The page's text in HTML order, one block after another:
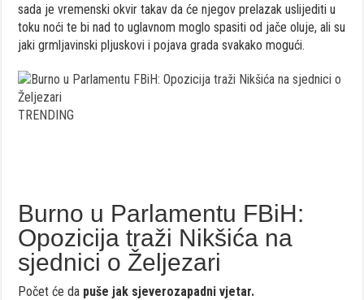
sada je vremenski okvir takav da će njegov prelazak uslijediti u
toku noći te bi nad to uglavnom moglo spasiti od jače oluje, ali su
jaki grmljavinski pljuskovi i pojava grada svakako mogući.
TRENDING
Burno u Parlamentu FBiH:
Opozicija traži Nikšića na
sjednici o Željezari
Počet će da puše jak sjeverozapadni vjetar.